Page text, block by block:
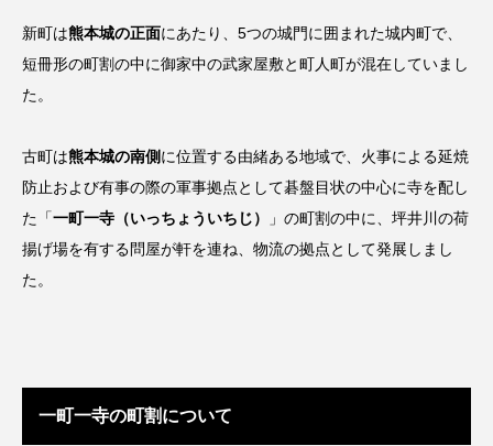
新町は熊本城の正面にあたり、5つの城門に囲まれた城内町で、
短冊形の町割の中に御家中の武家屋敷と町人町が混在していまし
た。
古町は熊本城の南側に位置する由緒ある地域で、火事による延焼
防止および有事の際の軍事拠点として碁盤目状の中心に寺を配し
た「一町一寺（いっちょういちじ）
」の町割の中に、坪井川の荷
揚げ場を有する問屋が軒を連ね、物流の拠点として発展しまし
た。
一町一寺の町割について